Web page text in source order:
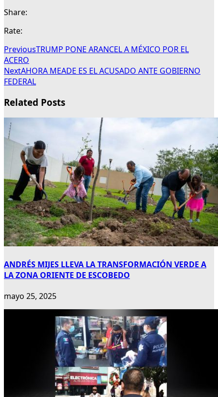
Share:
Rate:
PreviousTRUMP PONE ARANCEL A MÉXICO POR EL
ACERO
NextAHORA MEADE ES EL ACUSADO ANTE GOBIERNO
FEDERAL
Related Posts
ANDRÉS MIJES LLEVA LA TRANSFORMACIÓN VERDE A
LA ZONA ORIENTE DE ESCOBEDO
mayo 25, 2025